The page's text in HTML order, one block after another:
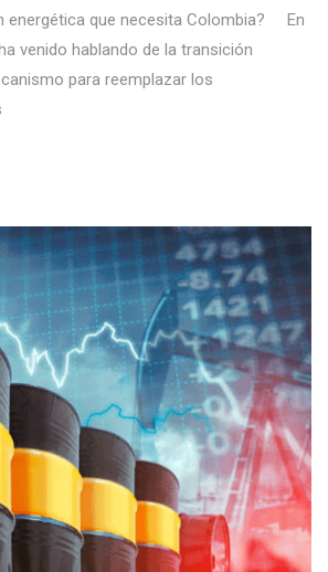
energética que necesita Colombia? En
venido hablando de la transición
para reemplazar los